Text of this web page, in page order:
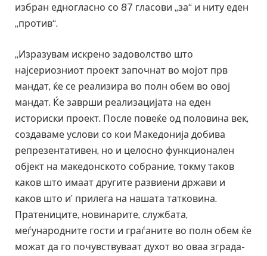
избран едногласно со 87 гласови „за“ и ниту еден
„против“.
„Изразувам искрено задоволство што
најсериозниот проект започнат во мојот прв
мандат, ќе се реализира во полн обем во овој
мандат. Ќе заврши реализацијата на еден
историски проект. После повеќе од половина век,
создаваме услови со кои Македонија добива
репрезентативен, но и целосно функционален
објект на македонското собрание, токму таков
каков што имаат другите развиени држави и
каков што и’ прилега на нашата татковина.
Пратениците, новинарите, службата,
меѓународните гости и граѓаните во полн обем ќе
можат да го почувствуваат духот во оваа зграда-